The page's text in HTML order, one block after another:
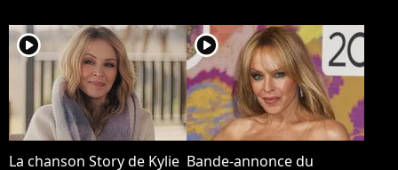
player2
La chanson Story de Kylie
player2
Bande-annonce du